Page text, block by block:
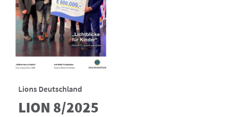
Lions Deutschland
LION 8/2025